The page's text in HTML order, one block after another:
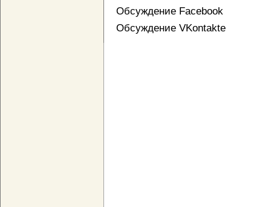
Обсуждение Facebook
Обсуждение VKontakte